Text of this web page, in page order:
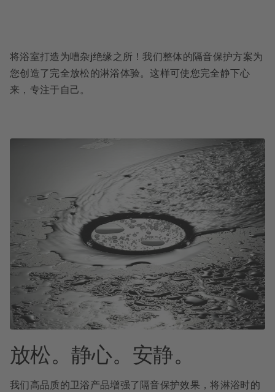
将浴室打造为嘈杂j绝缘之所！我们整体的隔音保护方案为
您创造了完全放松的淋浴体验。这样可使您完全静下心
来，专注于自己。
放松。静心。安静。
我们高品质的卫浴产品增强了隔音保护效果，将淋浴时的